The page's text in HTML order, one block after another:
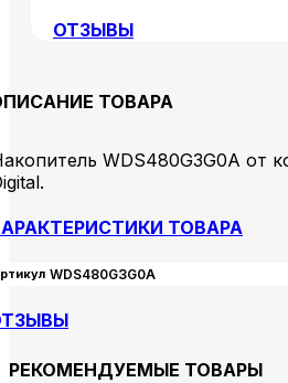
ОТЗЫВЫ
ТОВАРА
WDS480G3G0A от
ТОВАРА
WDS480G3G0A
РЕКОМЕНДУЕМЫЕ ТОВАРЫ